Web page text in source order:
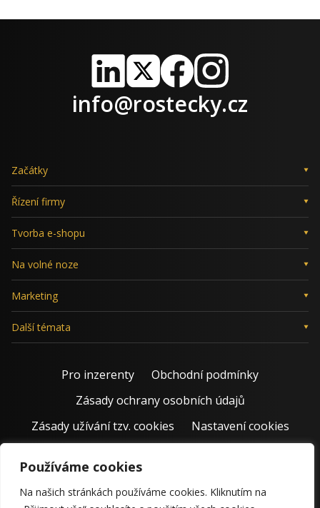
Používáme cookies
Na našich stránkách používáme cookies. Kliknutím na
LinkedIn
X FacebookInstagram
info@rostecky.cz
Začátky
Řízení firmy
Tvorba e-shopu
Na volné noze
Marketing
Další témata
Pro inzerenty
Obchodní podmínky
Zásady ochrany osobních údajů
Zásady užívání tzv. cookies
Nastavení cookies